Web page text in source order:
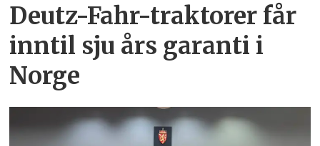
Deutz-Fahr-traktorer får
inntil sju års garanti i
Norge